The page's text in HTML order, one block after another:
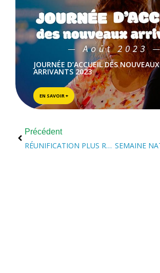
JOURNÉE D’ACCUEIL DES NOUVEAUX
ARRIVANTS 2023
EN SAVOIR +
Précédent
RÉUNIFICATION PLUS RAPIDE DES ÉPOUX AU CANADA